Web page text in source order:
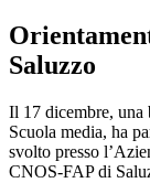
Saluzzo
Il 17 dicembre, una
Scuola media, ha
svolto presso
CNOS-FAP di